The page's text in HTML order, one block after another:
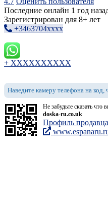
Последние онлайн 1 год
Зарегистрирован для 8+ лет
+3463704xxxx
+ XXXXXXXXXX
Наведите камеру телефона на
Не забудьте сказать что
doska-ru.co.uk
Профиль продавца